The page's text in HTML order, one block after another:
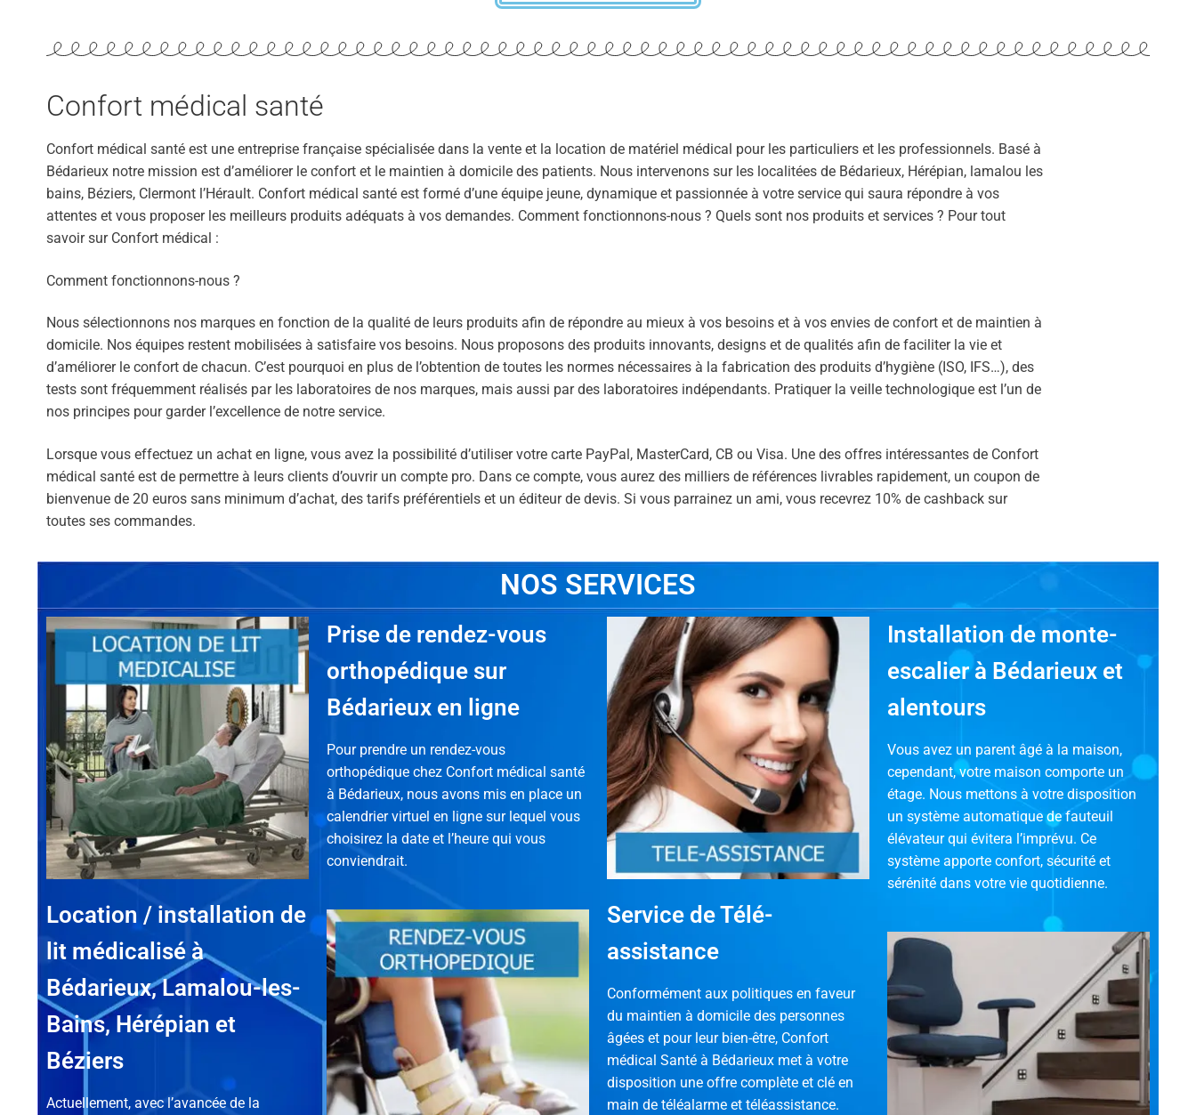
Confort médical santé
Confort médical santé est une entreprise française spécialisée dans la vente et la location de matériel médical pour les particuliers et les professionnels. Basé à
Bédarieux notre mission est d’améliorer le confort et le maintien à domicile des patients. Nous intervenons sur les localitées de Bédarieux, Hérépian, lamalou les
bains, Béziers, Clermont l’Hérault. Confort médical santé est formé d’une équipe jeune, dynamique et passionnée à votre service qui saura répondre à vos
attentes et vous proposer les meilleurs produits adéquats à vos demandes. Comment fonctionnons-nous ? Quels sont nos produits et services ? Pour tout
savoir sur Confort médical :
Comment fonctionnons-nous ?
Nous sélectionnons nos marques en fonction de la qualité de leurs produits afin de répondre au mieux à vos besoins et à vos envies de confort et de maintien à
domicile. Nos équipes restent mobilisées à satisfaire vos besoins. Nous proposons des produits innovants, designs et de qualités afin de faciliter la vie et
d’améliorer le confort de chacun. C’est pourquoi en plus de l’obtention de toutes les normes nécessaires à la fabrication des produits d’hygiène (ISO, IFS…), des
tests sont fréquemment réalisés par les laboratoires de nos marques, mais aussi par des laboratoires indépendants. Pratiquer la veille technologique est l’un de
nos principes pour garder l’excellence de notre service.
Lorsque vous effectuez un achat en ligne, vous avez la possibilité d’utiliser votre carte PayPal, MasterCard, CB ou Visa. Une des offres intéressantes de Confort
médical santé est de permettre à leurs clients d’ouvrir un compte pro. Dans ce compte, vous aurez des milliers de références livrables rapidement, un coupon de
bienvenue de 20 euros sans minimum d’achat, des tarifs préférentiels et un éditeur de devis. Si vous parrainez un ami, vous recevrez 10% de cashback sur
toutes ses commandes.
NOS SERVICES
Location / installation de
lit médicalisé à
Bédarieux, Lamalou-les-
Bains, Hérépian et
Béziers
Actuellement, avec l’avancée de la
Prise de rendez-vous
orthopédique sur
Bédarieux en ligne
Pour prendre un rendez-vous
orthopédique chez Confort médical santé
à Bédarieux, nous avons mis en place un
calendrier virtuel en ligne sur lequel vous
choisirez la date et l’heure qui vous
conviendrait.
Service de Télé-
assistance
Conformément aux politiques en faveur
du maintien à domicile des personnes
âgées et pour leur bien-être, Confort
médical Santé à Bédarieux met à votre
disposition une offre complète et clé en
main de téléalarme et téléassistance.
Installation de monte-
escalier à Bédarieux et
alentours
Vous avez un parent âgé à la maison,
cependant, votre maison comporte un
étage. Nous mettons à votre disposition
un système automatique de fauteuil
élévateur qui évitera l’imprévu. Ce
système apporte confort, sécurité et
sérénité dans votre vie quotidienne.